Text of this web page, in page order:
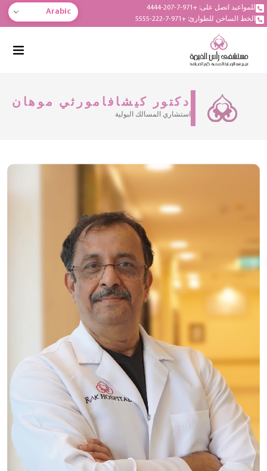
للمواعيد اتصل على: +971-7-207-4444
الخط الساخن للطوارئ: +971-7-222-5555
Arabic
دكتور كيشافامورثي موهان
استشاري المسالك البولية